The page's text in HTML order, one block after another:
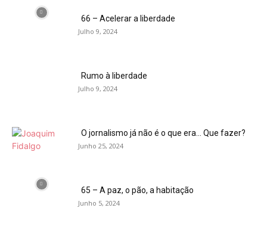
66 – Acelerar a liberdade
Julho 9, 2024
Rumo à liberdade
Julho 9, 2024
O jornalismo já não é o que era… Que fazer?
Junho 25, 2024
65 – A paz, o pão, a habitação
Junho 5, 2024